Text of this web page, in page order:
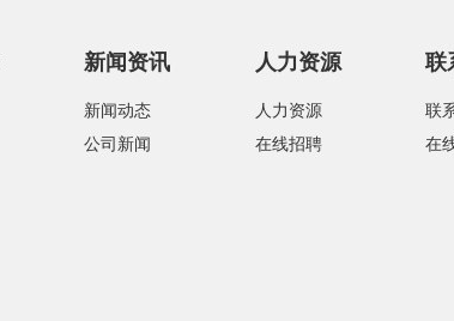
新闻资讯
新闻动态
公司新闻
人力资源
人力资源
在线招聘
联
联
在